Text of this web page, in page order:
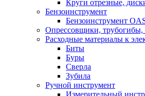
Круги отрезные,
Бензоинструмент
Бензоинструмент
Опрессовщики, трубогибы,
Расходные материалы к
Биты
Буры
Сверла
Зубила
Ручной инструмент
Измерительный